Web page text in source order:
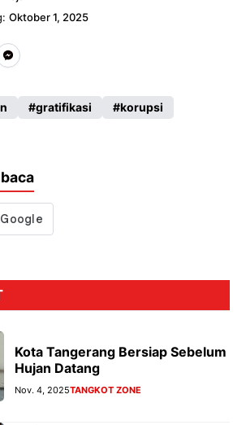
Oktober 1, 2025
M
se
er
gratifikasi
korupsi
Kota Tangerang Bersiap Sebelum
Hujan Datang
Nov. 4, 2025TANGKOT ZONE